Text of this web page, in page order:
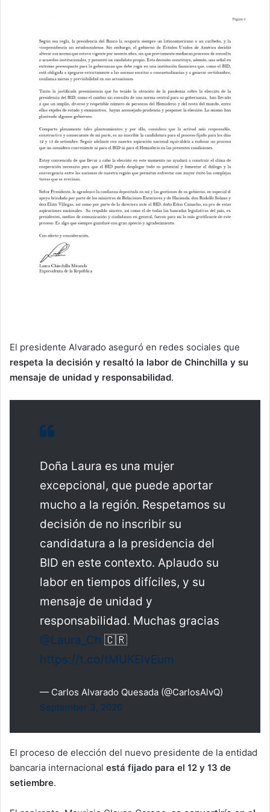
El presidente Alvarado aseguró en redes sociales que
respeta la decisión y resaltó la labor de Chinchilla y su
mensaje de unidad y responsabilidad.
Doña Laura es una mujer
excepcional, que puede aportar
mucho a la región. Respetamos su
decisión de no inscribir su
candidatura a la presidencia del
BID en este contexto. Aplaudo su
labor en tiempos difíciles, y su
mensaje de unidad y
responsabilidad. Muchas gracias
@Laura_Ch 🇨🇷
https://t.co/tMUKElvEum
— Carlos Alvarado Quesada (@CarlosAlvQ)
September 3, 2020
El proceso de elección del nuevo presidente de la entidad
bancaria internacional está fijado para el 12 y 13 de
setiembre.